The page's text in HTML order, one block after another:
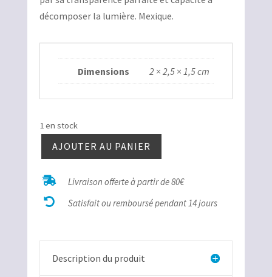
10,00€.5,00€.
décomposer la lumière. Mexique.
Dimensions 2 × 2,5 × 1,5 cm
1 en stock
quantité
Calcite
limpide
AJOUTER AU PANIER
 Livraison offerte à partir de 80€
 Satisfait ou remboursé pendant 14 jours
Description du produit